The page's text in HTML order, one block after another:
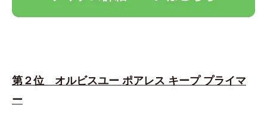
第２位 オルビスユー ポアレス キープ プライマ
ー